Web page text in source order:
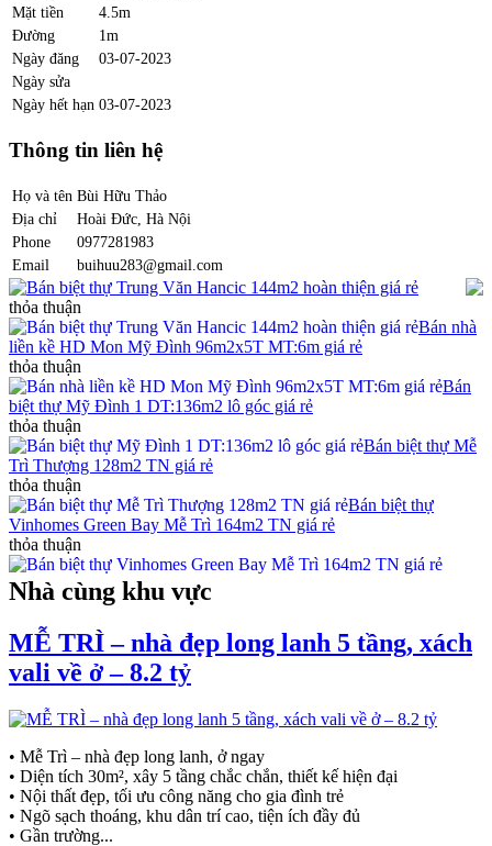
Mặt tiền
4.5m
Đường
1m
Ngày đăng
03-07-2023
Ngày sửa
Ngày hết hạn 03-07-2023
Thông tin liên hệ
Họ và tên Bùi Hữu Thảo
Địa chỉ
Hoài Đức, Hà Nội
Phone
0977281983
Email
buihuu283@gmail.com
Bán biệt thự Trung Văn Hancic 144m2 hoàn thiện giá rẻ
thỏa thuận
Bán nhà
liền kề HD Mon Mỹ Đình 96m2x5T MT:6m giá rẻ
thỏa thuận
Bán
biệt thự Mỹ Đình 1 DT:136m2 lô góc giá rẻ
thỏa thuận
Bán biệt thự Mễ
Trì Thượng 128m2 TN giá rẻ
thỏa thuận
Bán biệt thự
Vinhomes Green Bay Mễ Trì 164m2 TN giá rẻ
thỏa thuận
Nhà cùng khu vực
MỄ TRÌ – nhà đẹp long lanh 5 tầng, xách
vali về ở – 8.2 tỷ
• Mễ Trì – nhà đẹp long lanh, ở ngay
• Diện tích 30m², xây 5 tầng chắc chắn, thiết kế hiện đại
• Nội thất đẹp, tối ưu công năng cho gia đình trẻ
• Ngõ sạch thoáng, khu dân trí cao, tiện ích đầy đủ
• Gần trường...